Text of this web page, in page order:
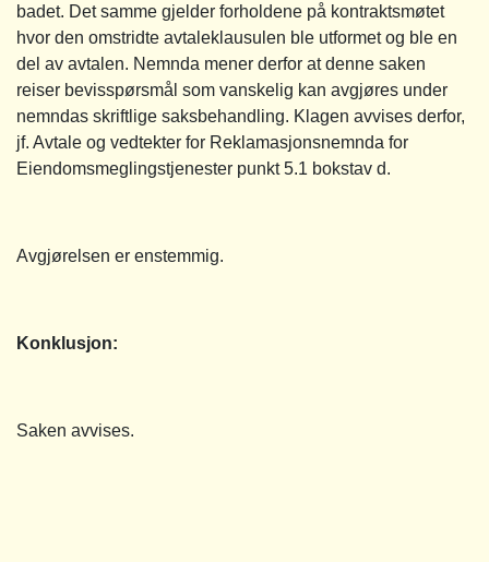
badet. Det samme gjelder forholdene på kontraktsmøtet
hvor den omstridte avtaleklausulen ble utformet og ble en
del av avtalen. Nemnda mener derfor at denne saken
reiser bevisspørsmål som vanskelig kan avgjøres under
nemndas skriftlige saksbehandling. Klagen avvises derfor,
jf. Avtale og vedtekter for Reklamasjonsnemnda for
Eiendomsmeglingstjenester punkt 5.1 bokstav d.
Avgjørelsen er enstemmig.
Konklusjon:
Saken avvises.